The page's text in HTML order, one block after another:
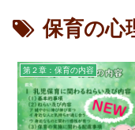
保育の心
第２章：保育の内容